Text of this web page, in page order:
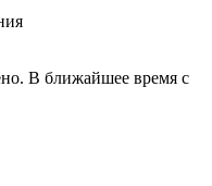
В ближайшее время с